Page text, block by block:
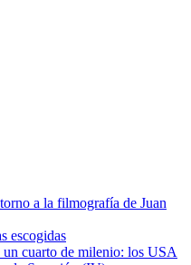
a la filmografía de Juan
escogidas
un cuarto de milenio: los USA